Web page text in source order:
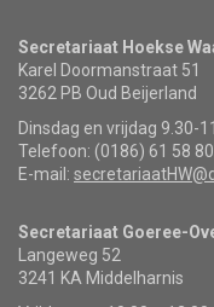
Secretariaat Hoekse
Karel Doormanstraat 51
3262 PB Oud Beijerland
Dinsdag en vrijdag 9.30-
Telefoon: (0186) 61 58 80
E-mail:
Secretariaat Goeree-
Langeweg 52
3241 KA Middelharnis